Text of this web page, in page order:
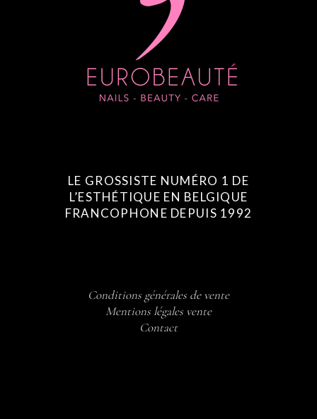
LE GROSSISTE NUMÉRO 1 DE
L’ESTHÉTIQUE EN BELGIQUE
FRANCOPHONE DEPUIS 1992
Conditions générales de vente
Mentions légales vente
Contact